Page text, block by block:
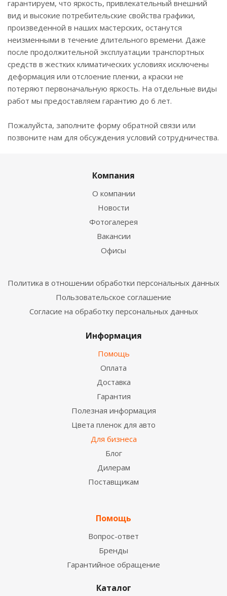
гарантируем, что яркость, привлекательный внешний
вид и высокие потребительские свойства графики,
произведенной в наших мастерских, останутся
неизменными в течение длительного времени. Даже
после продолжительной эксплуатации транспортных
средств в жестких климатических условиях исключены
деформация или отслоение пленки, а краски не
потеряют первоначальную яркость. На отдельные виды
работ мы предоставляем гарантию до 6 лет.
Пожалуйста, заполните форму обратной связи или
позвоните нам для обсуждения условий сотрудничества.
Компания
О компании
Новости
Фотогалерея
Вакансии
Офисы
Политика в отношении обработки персональных данных
Пользовательское соглашение
Согласие на обработку персональных данных
Информация
Помощь
Оплата
Доставка
Гарантия
Полезная информация
Цвета пленок для авто
Для бизнеса
Блог
Дилерам
Поставщикам
Помощь
Вопрос-ответ
Бренды
Гарантийное обращение
Каталог